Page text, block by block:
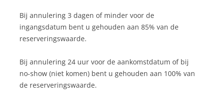
Bij annulering 3 dagen of minder voor de
ingangsdatum bent u gehouden aan 85% van de
reserveringswaarde.
Bij annulering 24 uur voor de aankomstdatum of bij
no-show (niet komen) bent u gehouden aan 100% van
de reserveringswaarde.